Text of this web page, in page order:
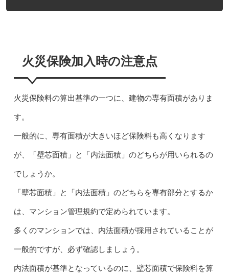
火災保険加入時の注意点
火災保険料の算出基準の一つに、建物の専有面積がありま
す。
一般的に、専有面積が大きいほど保険料も高くなります
が、「壁芯面積」と「内法面積」のどちらが用いられるの
でしょうか。
「壁芯面積」と「内法面積」のどちらを専有部分とするか
は、マンション管理規約で定められています。
多くのマンションでは、内法面積が採用されていることが
一般的ですが、必ず確認しましょう。
内法面積が基準となっているのに、壁芯面積で保険料を算